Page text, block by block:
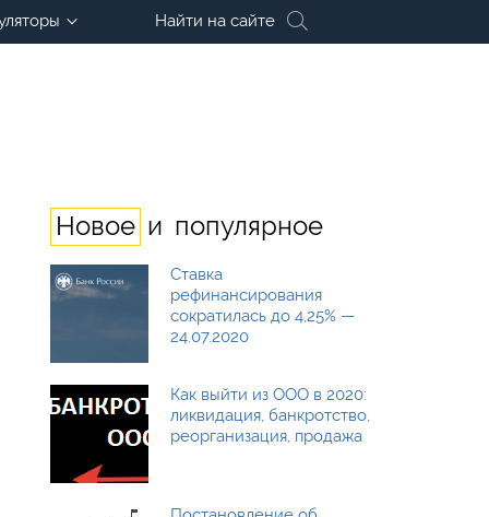
Найти на сайте
Новое и популярное
Ставка
рефинансирования
сократилась до 4,25% —
24.07.2020
Как выйти из ООО в 2020:
ликвидация, банкротство,
реорганизация, продажа